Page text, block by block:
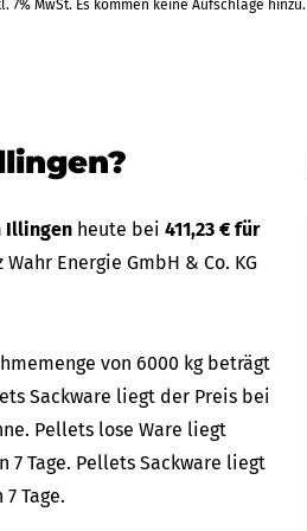
+2 Weitere Zahlarten
Rechnung
+1 Weitere Zahlarten
MwSt. Es kommen keine Aufschläge hinzu.
Illingen heute bei 411,23 € für
Energie GmbH & Co. KG
von 6000 kg beträgt
Sackware liegt der Preis bei
Pellets lose Ware liegt
Tage. Pellets Sackware liegt
Tage.